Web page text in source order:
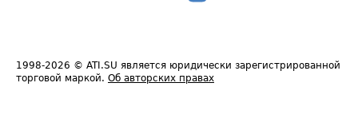
1998-2026 © ATI.SU является юридически зарегистрированной
торговой маркой. Об авторских правах